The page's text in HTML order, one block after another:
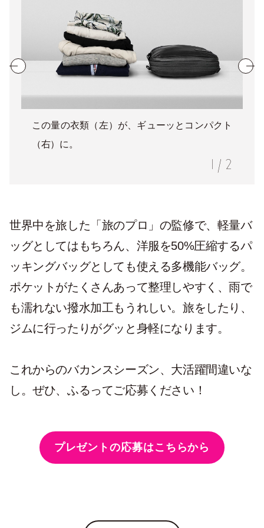
この量の衣類（左）が、ギューッとコンパクト
（右）に。
1 / 2
世界中を旅した「旅のプロ」の監修で、軽量バ
ッグとしてはもちろん、洋服を50%圧縮するパ
ッキングバッグとしても使える多機能バッグ。
ポケットがたくさんあって整理しやすく、雨で
も濡れない撥水加工もうれしい。旅をしたり、
ジムに行ったりがグッと身軽になります。
これからのバカンスシーズン、大活躍間違いな
し。ぜひ、ふるってご応募ください！
プレゼントの応募はこちらから